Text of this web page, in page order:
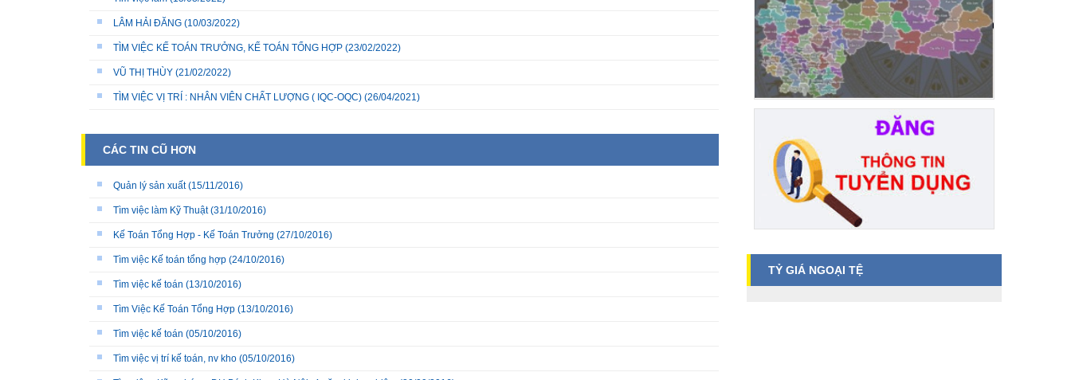
LÂM HẢI ĐĂNG (10/03/2022)
TÌM VIỆC KẾ TOÁN TRƯỞNG, KẾ TOÁN TỔNG HỢP (23/02/2022)
VŨ THỊ THÙY (21/02/2022)
TÌM VIỆC VỊ TRÍ : NHÂN VIÊN CHẤT LƯỢNG ( IQC-OQC) (26/04/2021)
CÁC TIN CŨ HƠN
Quản lý sản xuất(15/11/2016)
Tìm việc làm Kỹ Thuật(31/10/2016)
Kế Toán Tổng Hợp - Kế Toán Trưởng (27/10/2016)
Tìm việc Kế toán tổng hợp (24/10/2016)
Tìm việc kế toán (13/10/2016)
Tìm Việc Kế Toán Tổng Hợp (13/10/2016)
Tìm việc kế toán (05/10/2016)
Tìm việc vị trí kế toán, nv kho (05/10/2016)
TỶ GIÁ NGOẠI TỆ